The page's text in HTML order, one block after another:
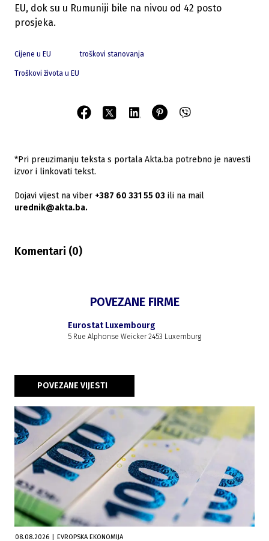
EU, dok su u Rumuniji bile na nivou od 42 posto
prosjeka.
Cijene u EU troškovi stanovanja
Troškovi života u EU
*Pri preuzimanju teksta s portala Akta.ba potrebno je navesti
izvor i linkovati tekst.
Dojavi vijest na viber +387 60 331 55 03 ili na mail
urednik@akta.ba.
Komentari (0)
POVEZANE FIRME
Eurostat Luxembourg
5 Rue Alphonse Weicker 2453 Luxemburg
POVEZANE VIJESTI
08.08.2026 EVROPSKA EKONOMIJA